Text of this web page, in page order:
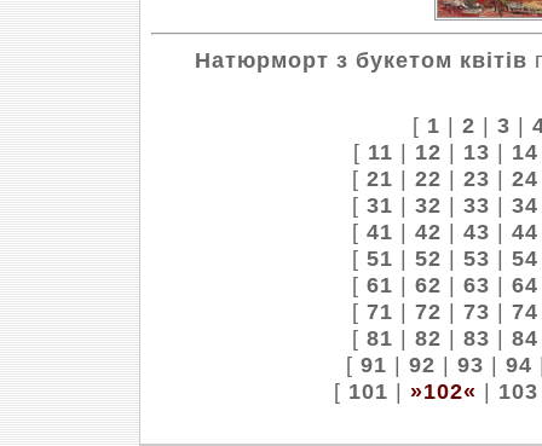
Натюрморт з букетом квітів
[ 1 | 2 | 3 |
[ 11 | 12 | 13 | 14
[ 21 | 22 | 23 | 24
[ 31 | 32 | 33 | 34
[ 41 | 42 | 43 | 44
[ 51 | 52 | 53 | 54
[ 61 | 62 | 63 | 64
[ 71 | 72 | 73 | 74
[ 81 | 82 | 83 | 84
[ 91 | 92 | 93 | 94
[ 101 | »102« | 103